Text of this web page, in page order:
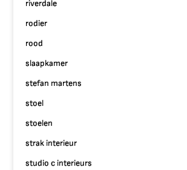
riverdale
rodier
rood
slaapkamer
stefan martens
stoel
stoelen
strak interieur
studio c interieurs